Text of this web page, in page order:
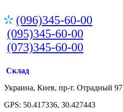
(096)345-60-00
(095)345-60-00
(073)345-60-00
Склад
Украина, Киев, пр-т. Отрадный 97
GPS: 50.417336, 30.427443